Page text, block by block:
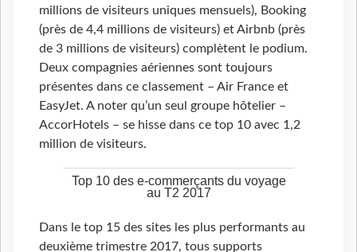
millions de visiteurs uniques mensuels), Booking
(près de 4,4 millions de visiteurs) et Airbnb (près
de 3 millions de visiteurs) complètent le podium.
Deux compagnies aériennes sont toujours
présentes dans ce classement – Air France et
EasyJet. A noter qu’un seul groupe hôtelier –
AccorHotels – se hisse dans ce top 10 avec 1,2
million de visiteurs.
Top 10 des e-commerçants du voyage
au T2 2017
Dans le top 15 des sites les plus performants au
deuxième trimestre 2017, tous supports